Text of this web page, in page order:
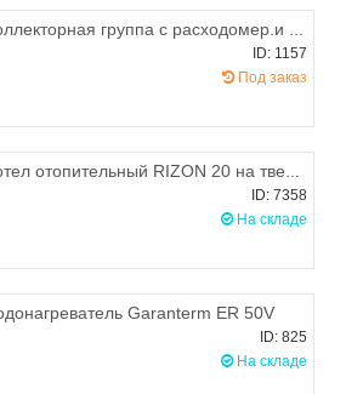
Коллекторная группа c расходомер.и воздухоотводч.в сборе 1"х3/4M PROFACTOR на 2 выхода
ID: 1157
Под заказ
Котел отопительный RIZON 20 на твердом топливе
ID: 7358
На складе
Garanterm ER 50V
ID: 825
На складе